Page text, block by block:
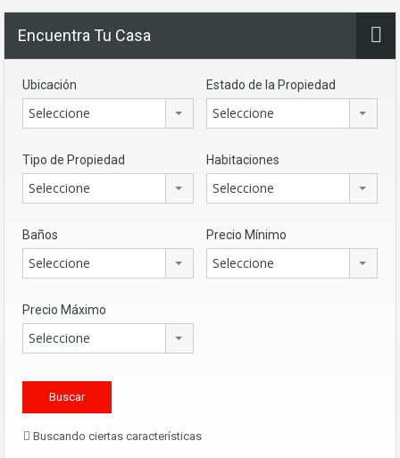
Encuentra Tu Casa
Ubicación
Seleccione
Estado de la Propiedad
Seleccione
Tipo de Propiedad
Seleccione
Habitaciones
Seleccione
Baños
Seleccione
Precio Mínimo
Seleccione
Precio Máximo
Seleccione
Buscando ciertas características